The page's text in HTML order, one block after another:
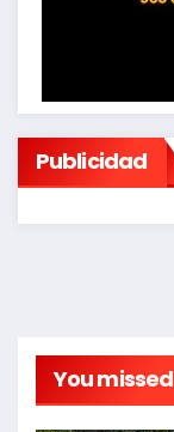
Publicidad
You missed